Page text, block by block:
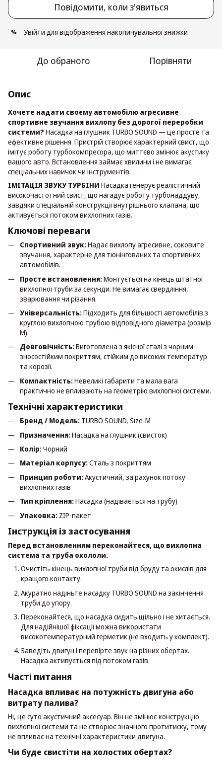
Повідомити, коли з'явиться
% Увійти для відображення накопичувальної знижки
До обраного Порівняти
Опис
Хочете надати своєму автомобілю агресивне
спортивне звучання вихлопу без дорогої переробки
системи? Насадка на глушник TURBO SOUND — це просте та
ефективне рішення. Пристрій створює характерний свист, що
імітує роботу турбокомпресора, що миттєво змінює акустику
вашого авто. Встановлення займає хвилини і не вимагає
спеціальних навичок чи інструментів.
ІМІТАЦІЯ ЗВУКУ ТУРБІНИ Насадка генерує реалістичний
високочастотний свист, що нагадує роботу турбонаддуву,
завдяки спеціальній конструкції внутрішнього клапана, що
активується потоком вихлопних газів.
Ключові переваги
Спортивний звук:Надає вихлопу агресивне, соковите
звучання, характерне для тюнінгованих та спортивних
автомобілів.
Просте встановлення:Монтується на кінець штатної
вихлопної труби за секунди. Не вимагає свердління,
зварювання чи різання.
Універсальність:Підходить для більшості автомобілів з
круглою вихлопною трубою відповідного діаметра (розмір
M).
Довговічність:Виготовлена з якісної сталі з чорним
зносостійким покриттям, стійким до високих температур
та корозії.
Компактність:Невеликі габарити та мала вага
практично не впливають на геометрію вихлопної системи.
Технічні характеристики
Бренд / Модель: TURBO SOUND, Size-M
Призначення:Насадка на глушник (свисток)
Колір:Чорний
Матеріал корпусу:Сталь з покриттям
Принцип роботи:Акустичний, за рахунок потоку
вихлопних газів
Тип кріплення:Насадка (надівається на трубу)
Упаковка: ZIP-пакет
Інструкція із застосування
Перед встановленням переконайтеся, що вихлопна
система та труба охололи.
Очистіть кінець вихлопної труби від бруду та окислів для
кращого контакту.
Акуратно надіньте насадку TURBO SOUND на закінчення
труби до упору.
Переконайтеся, що насадка сидить щільно і не хитається.
Для надійнішої фіксації можна використати
високотемпературний герметик (не входить у комплект).
Заведіть двигун і перевірте звук на різних обертах.
Насадка активується під потоком газів.
Часті питання
Насадка впливає на потужність двигуна або
витрату палива?
Ні, це суто акустичний аксесуар. Він не змінює конструкцію
вихлопної системи та не створює значного протитиску, тому
не впливає на технічні характеристики двигуна.
Чи буде свистіти на холостих обертах?